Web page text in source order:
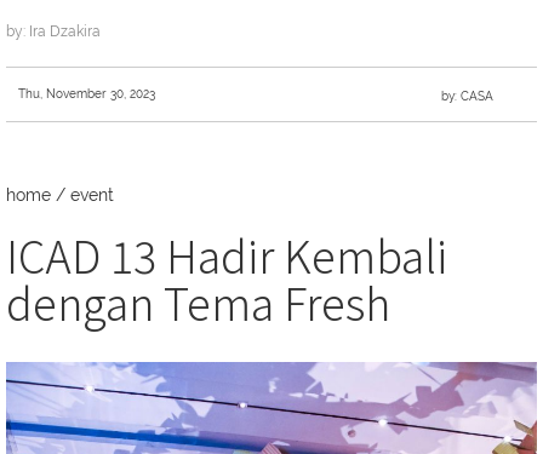
by: Ira Dzakira
Thu, November 30, 2023 by: CASA
home / event
ICAD 13 Hadir Kembali
dengan Tema Fresh